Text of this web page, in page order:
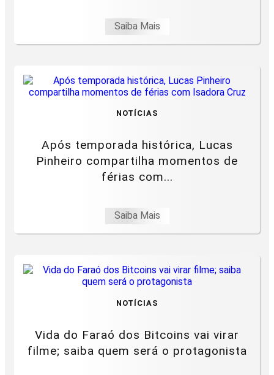
Saiba Mais
NOTÍCIAS
Após temporada histórica, Lucas
Pinheiro compartilha momentos de
férias com...
Saiba Mais
NOTÍCIAS
Vida do Faraó dos Bitcoins vai virar
filme; saiba quem será o protagonista